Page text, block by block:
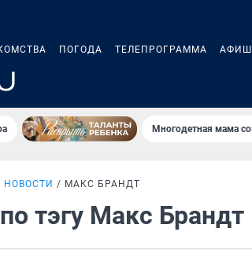
ПОГОДА ТЕЛЕПРОГРАММА
Многодетная мама
НОВОСТИ МАКС БРАНДТ
тэгу Макс Брандт